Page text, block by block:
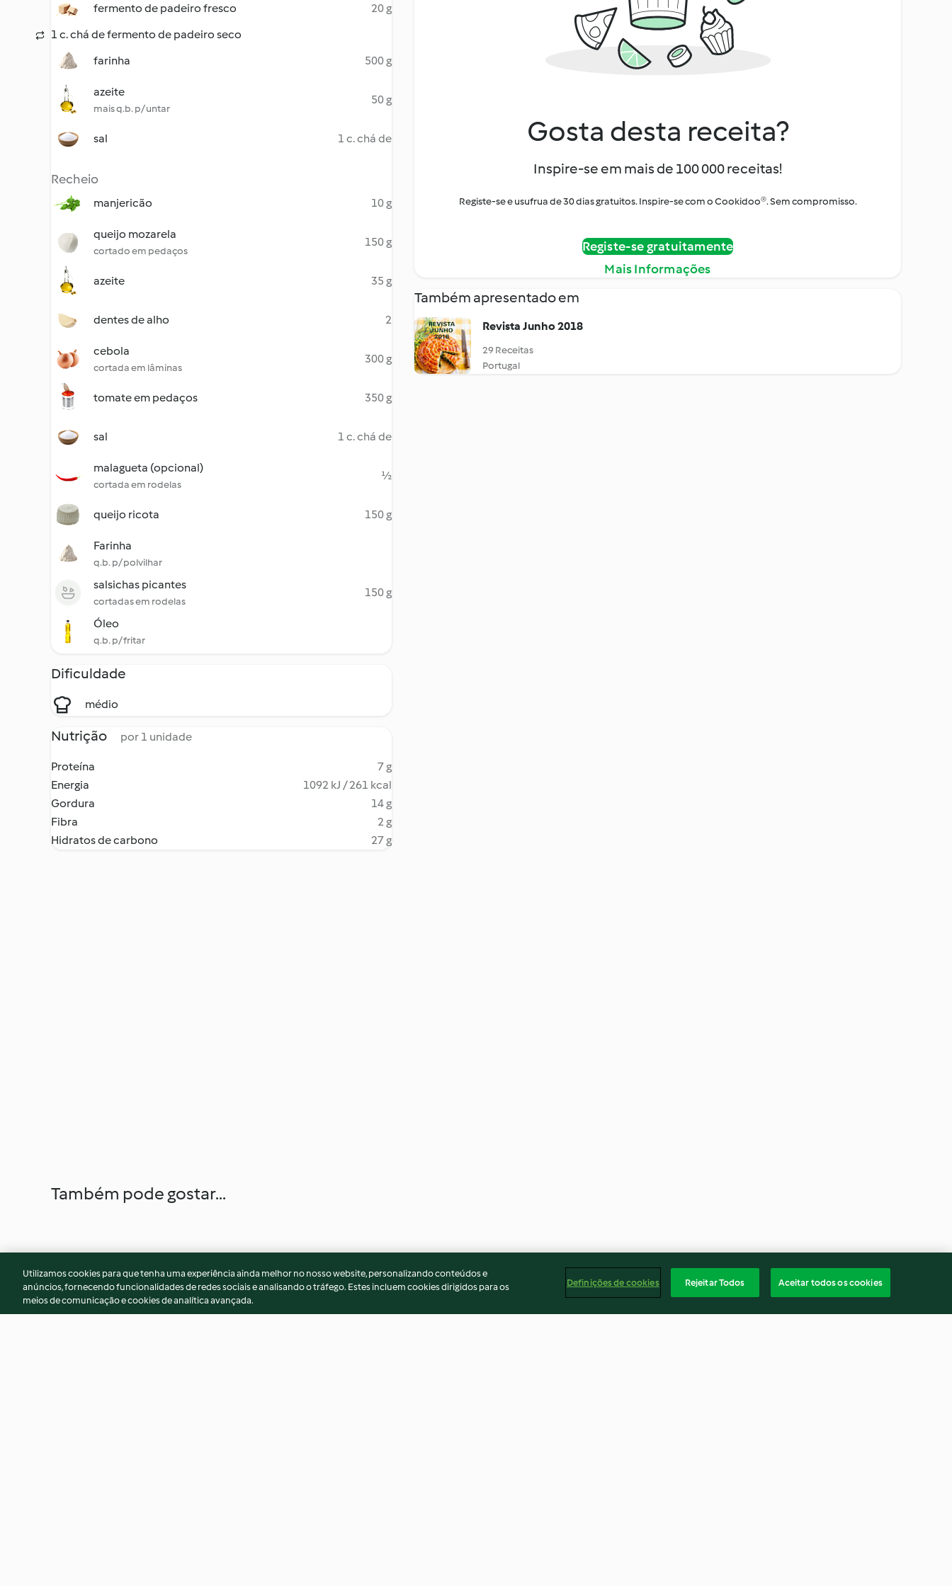
fermento de padeiro fresco
20 g
1 c. chá de fermento de padeiro seco
farinha
500 g
azeite
mais q.b. p/ untar
50 g
sal 1 c. chá de
Recheio
manjericão 10 g
queijo mozarela
cortado em pedaços
150 g
azeite 35 g
dentes de alho 2
cebola
cortada em lâminas
300 g
tomate em pedaços 350 g
sal 1 c. chá de
malagueta (opcional)
cortada em rodelas
½
queijo ricota 150 g
Farinha
q.b. p/ polvilhar
salsichas picantes
cortadas em rodelas
150 g
Óleo
q.b. p/ fritar
Dificuldade
médio
Nutrição por 1 unidade
Proteína
7 g
Energia
1092 kJ / 261 kcal
Gordura
14 g
Fibra
2 g
Hidratos de carbono
27 g
Gosta desta receita?
Inspire-se em mais de 100 000 receitas!
Registe-se e usufrua de 30 dias gratuitos. Inspire-se com o Cookidoo®. Sem compromisso.
Registe-se gratuitamente
Mais Informações
Também apresentado em
Revista Junho 2018
29 Receitas
Portugal
Também pode gostar...
Utilizamos cookies para que tenha uma experiência ainda melhor no nosso website, personalizando conteúdos e
anúncios, fornecendo funcionalidades de redes sociais e analisando o tráfego. Estes incluem cookies dirigidos para os
meios de comunicação e cookies de analítica avançada.
Definições de cookies Rejeitar Todos Aceitar todos os cookies